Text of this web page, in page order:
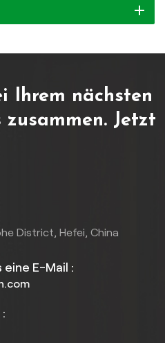
Ihrem nächsten
Jetzt
District, Hefei, China
eine E-Mail :